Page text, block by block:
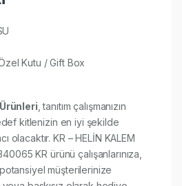
Kutu / Gift Box
, tanıtım çalışmanızın
kitlenizin en iyi şekilde
olacaktır. KR – HELİN KALEM
KR ürünü çalışanlarınıza,
müşterilerinize